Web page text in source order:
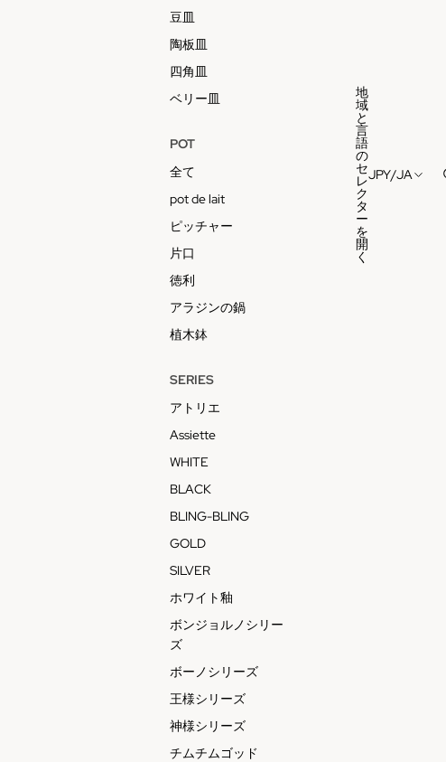
豆皿
陶板皿
四角皿
ベリー皿
POT
全て
pot de lait
ピッチャー
片口
徳利
アラジンの鍋
植木鉢
SERIES
アトリエ
Assiette
WHITE
BLACK
BLING-BLING
GOLD
SILVER
ホワイト釉
ボンジョルノシリー
ズ
ボーノシリーズ
王様シリーズ
神様シリーズ
チムチムゴッド
地
域
と
言
語
の
セ
レ
ク
タ
ー
を
開
く
JPY/JA